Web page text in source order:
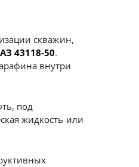
скважин,
43118-50.
внутри
под
жидкость или